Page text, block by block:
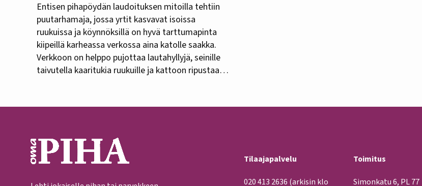
Entisen pihapöydän laudoituksen mitoilla tehtiin
puutarhamaja, jossa yrtit kasvavat isoissa
ruukuissa ja köynnöksillä on hyvä tarttumapinta
kiipeillä karheassa verkossa aina katolle saakka.
Verkkoon on helppo pujottaa lautahyllyjä, seinille
taivutella kaaritukia ruukuille ja kattoon ripustaa
Tilaajapalvelu
020 413 2636 (arkisin klo
Toimitus
Simonkatu 6, PL 77